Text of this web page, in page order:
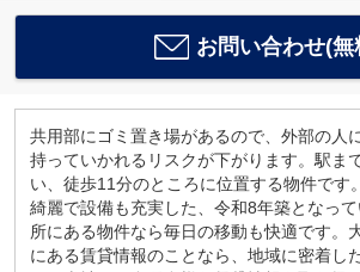
お問い合わせ(無
共用部にゴミ置き場があるので、外部の人
持っていかれるリスクが下がります。駅ま
い、徒歩11分のところに位置する物件です
綺麗で設備も充実した、令和8年築となっ
所にある物件なら毎日の移動も快適です。
にある賃貸情報のことなら、地域に密着し